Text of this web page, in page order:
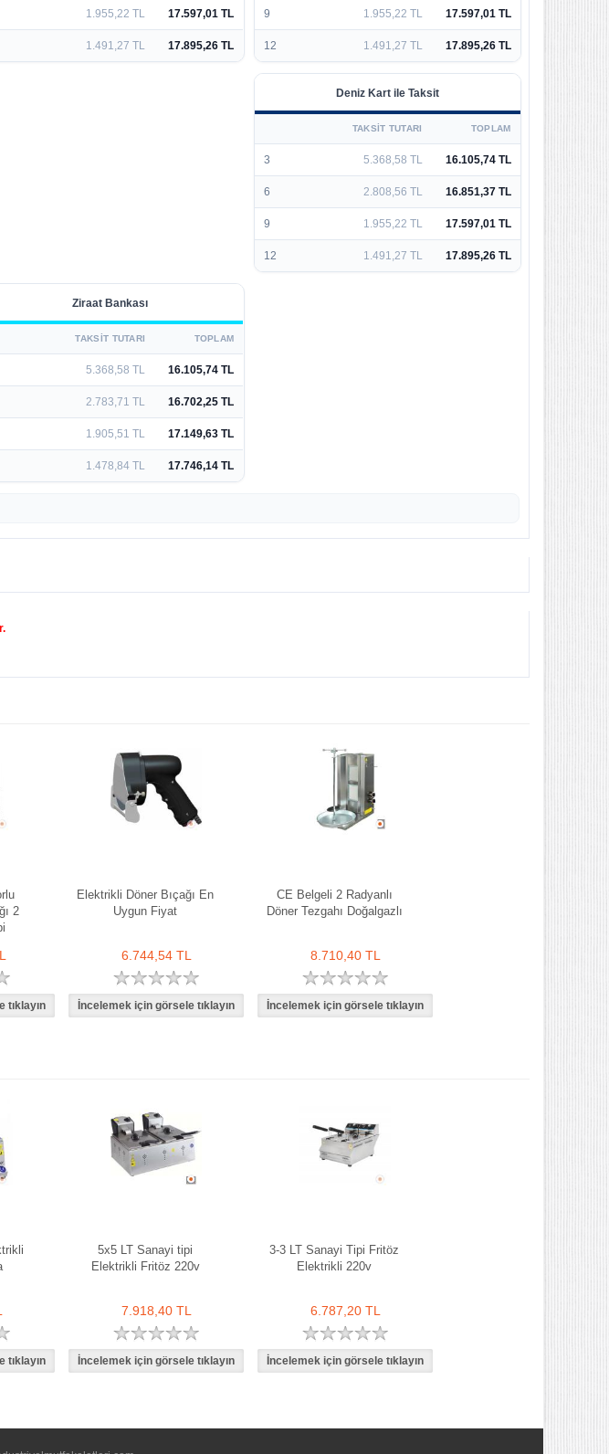
1.955,22 TL 17.597,01 TL
1.491,27 TL 17.895,26 TL
9 1.955,22 TL 17.597,01 TL
12 1.491,27 TL 17.895,26 TL
Deniz Kart ile Taksit
TAKSIT TUTARI TOPLAM
3 5.368,58 TL 16.105,74 TL
6 2.808,56 TL 16.851,37 TL
9 1.955,22 TL 17.597,01 TL
12 1.491,27 TL 17.895,26 TL
Ziraat Bankası
TAKSIT TUTARI TOPLAM
5.368,58 TL 16.105,74 TL
2.783,71 TL 16.702,25 TL
1.905,51 TL 17.149,63 TL
1.478,84 TL 17.746,14 TL
2
Elektrikli Döner Bıçağı En
Uygun Fiyat
6.744,54 TL
CE Belgeli 2 Radyanlı
Döner Tezgahı Doğalgazlı
8.710,40 TL
5x5 LT Sanayi tipi
Elektrikli Fritöz 220v
7.918,40 TL
3-3 LT Sanayi Tipi Fritöz
Elektrikli 220v
6.787,20 TL